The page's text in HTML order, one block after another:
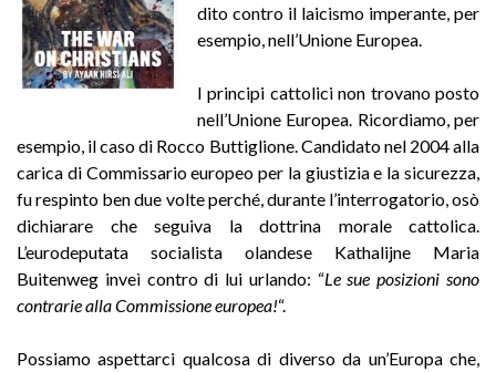
dito contro il laicismo imperante, per
esempio, nell’Unione Europea.
I principi cattolici non trovano posto
nell’Unione Europea. Ricordiamo, per
esempio, il caso di Rocco Buttiglione. Candidato nel 2004 alla
carica di Commissario europeo per la giustizia e la sicurezza,
fu respinto ben due volte perché, durante l’interrogatorio, osò
dichiarare che seguiva la dottrina morale cattolica.
L’eurodeputata socialista olandese Kathalijne Maria
Buitenweg inveì contro di lui urlando: “Le sue posizioni sono
contrarie alla Commissione europea!“.
Possiamo aspettarci qualcosa di diverso da un’Europa che,